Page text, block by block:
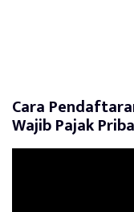
Cara
Wajib Pajak